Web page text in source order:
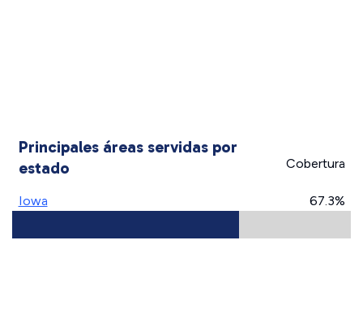
Principales áreas servidas por
estado
Cobertura
Iowa 67.3%